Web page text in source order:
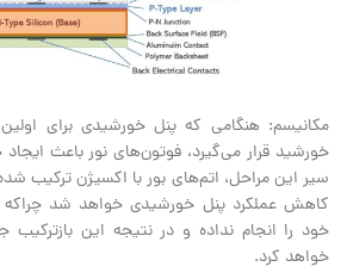
مکانیسم: هنگامی که پنل خورشیدی‌ برای
خورشید قرار می‌گیرد، فوتون‌های نور باعث
سیر این مراحل، اتم‌های بور با اکسیژن ترکیب
کاهش عملکرد پنل خورشیدی خواهد شد چراکه
خود را انجام نداده و در نتیجه این بازترکیب
خواهد کرد.